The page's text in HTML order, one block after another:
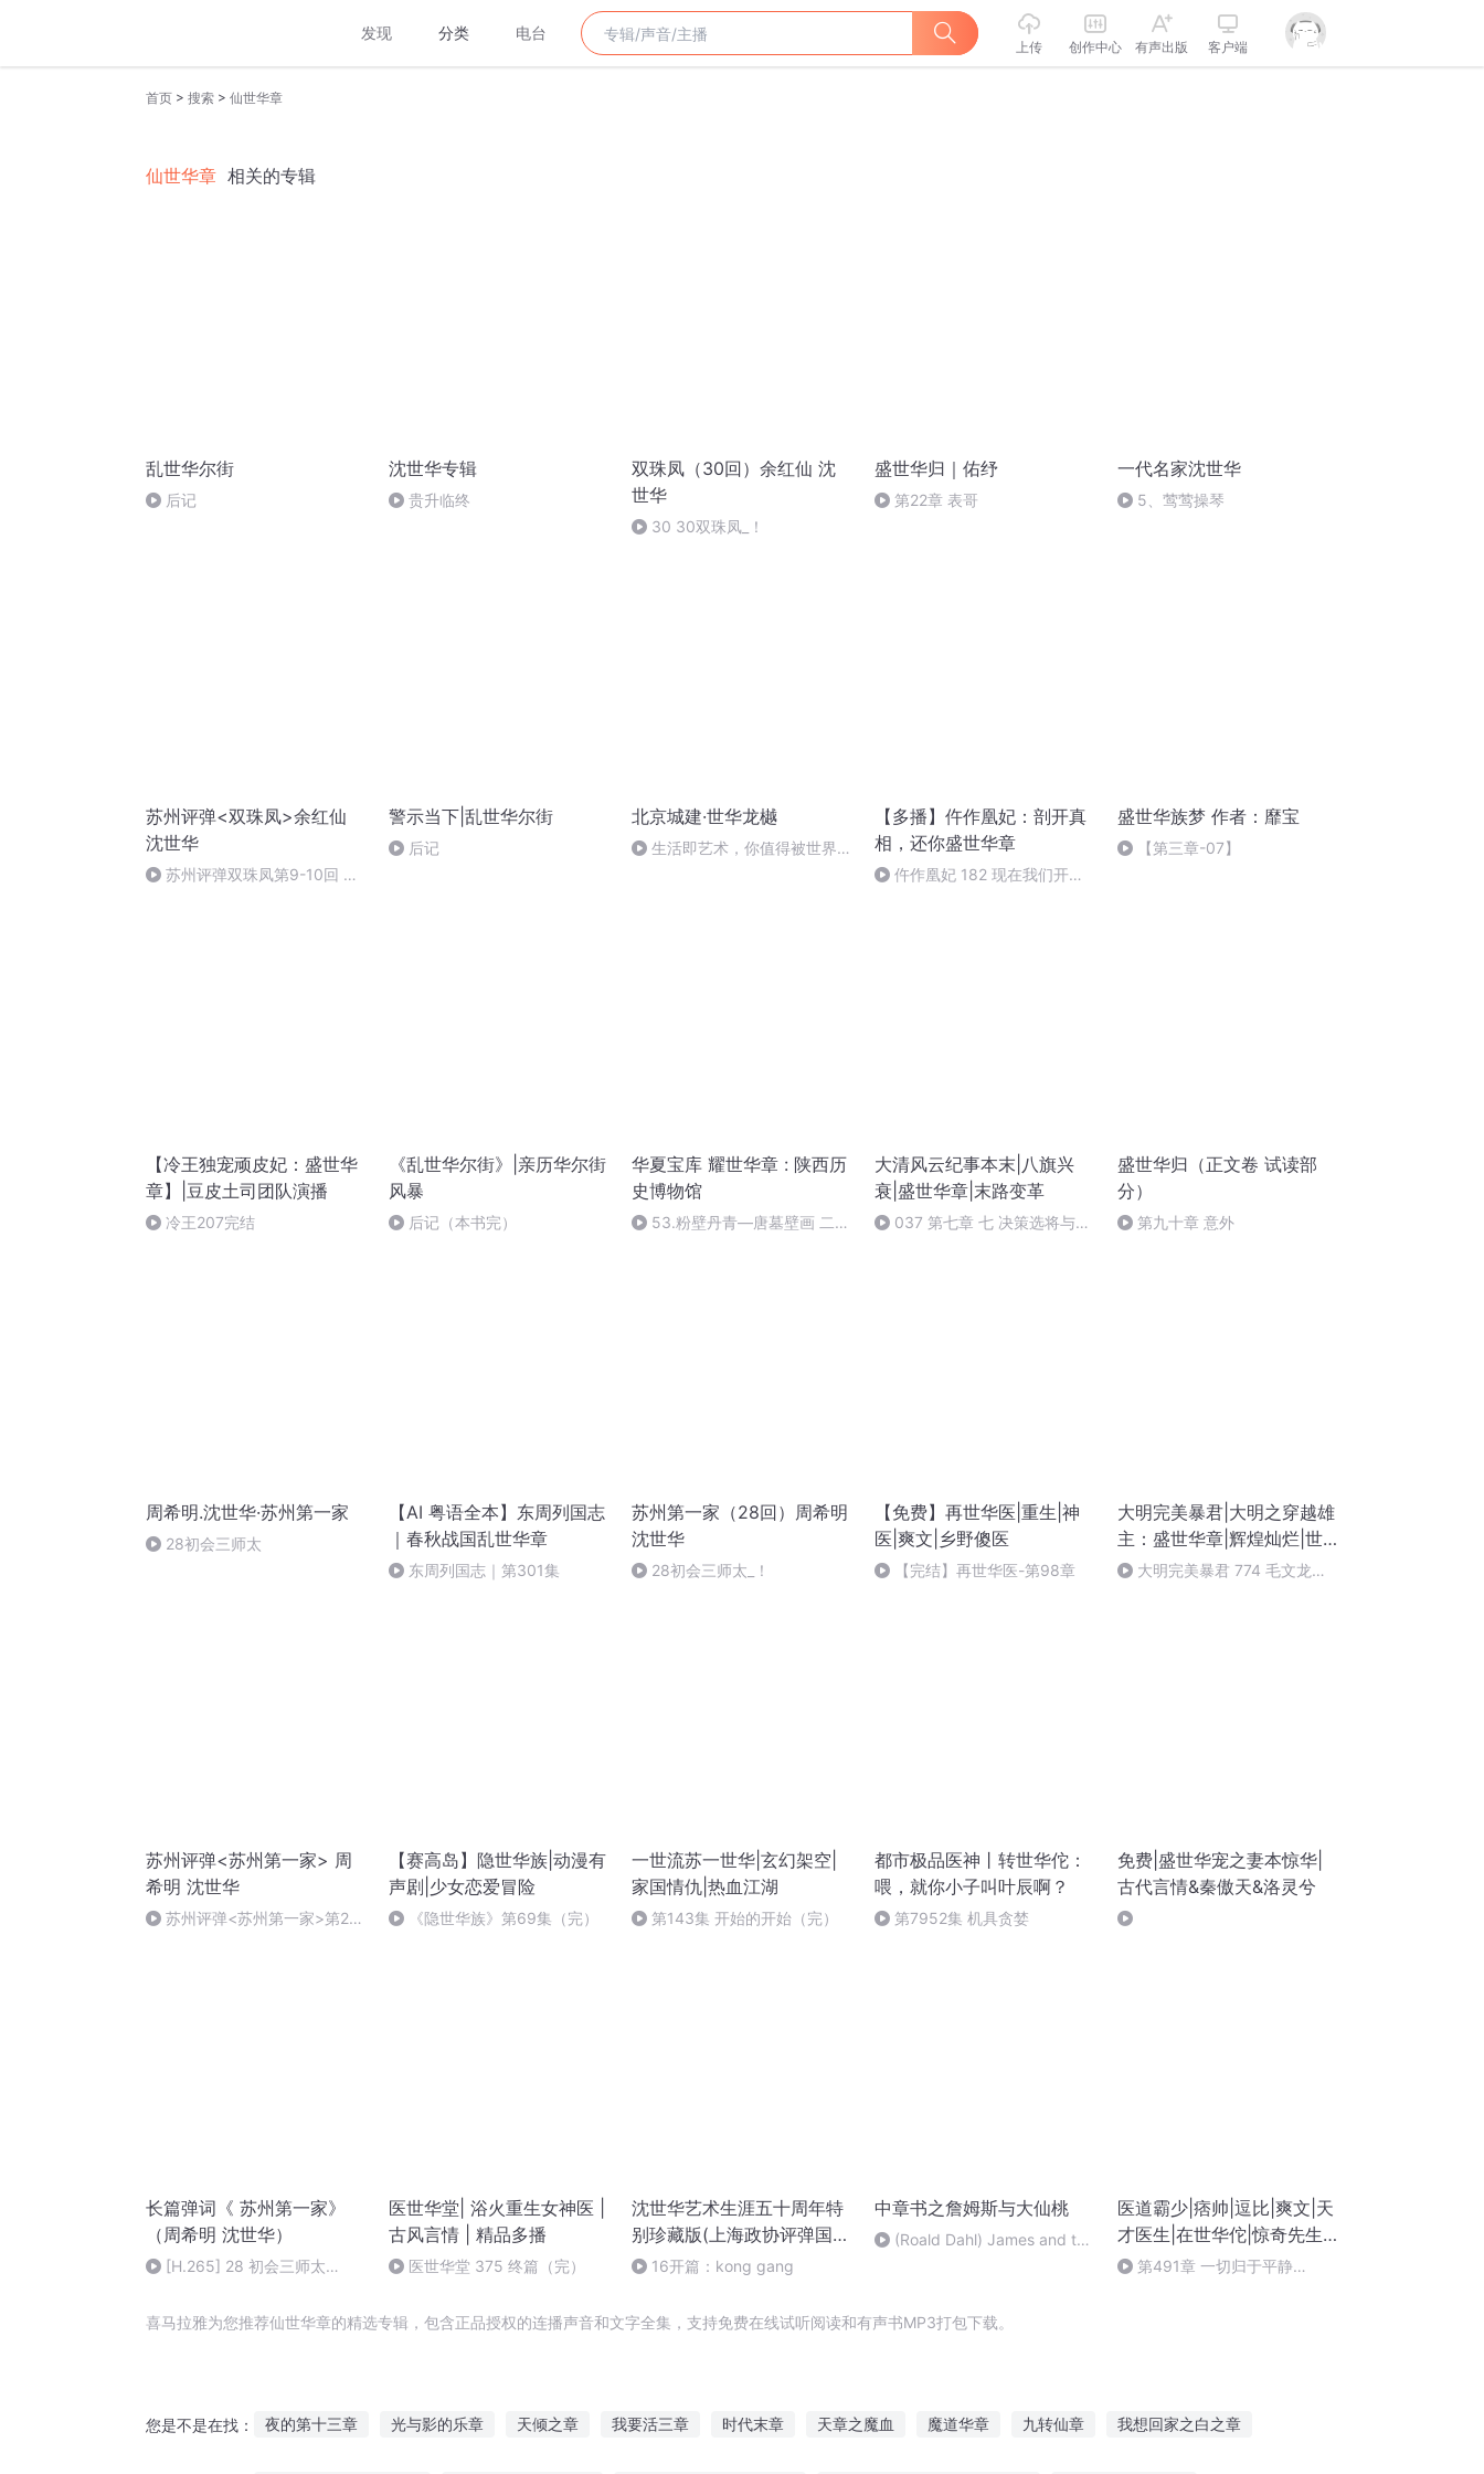
发现 分类 电台
上传 创作中心 有声出版 客户端
首页 > 搜索 > 仙世华章
仙世华章 相关的专辑
乱世华尔街
后记
沈世华专辑
贵升临终
双珠凤（30回）余红仙 沈
世华
30 30双珠凤_！
盛世华归｜佑纾
第22章 表哥
一代名家沈世华
5、莺莺操琴
苏州评弹<双珠凤>余红仙
沈世华
苏州评弹双珠凤第9-10回 余
警示当下|乱世华尔街
后记
北京城建·世华龙樾
生活即艺术，你值得被世界温
【多播】仵作凰妃：剖开真
相，还你盛世华章
仵作凰妃 182 现在我们开始
盛世华族梦 作者：靡宝
【第三章-07】
【冷王独宠顽皮妃：盛世华
章】|豆皮土司团队演播
冷王207完结
《乱世华尔街》|亲历华尔街
风暴
后记（本书完）
华夏宝库 耀世华章 : 陕西历
史博物馆
53.粉壁丹青—唐墓壁画 二、
大清风云纪事本末|八旗兴
衰|盛世华章|末路变革
037 第七章 七 决策选将与统
盛世华归（正文卷 试读部
分）
第九十章 意外
周希明.沈世华·苏州第一家
28初会三师太
【AI 粤语全本】东周列国志
｜春秋战国乱世华章
东周列国志｜第301集
苏州第一家（28回）周希明
沈世华
28初会三师太_！
【免费】再世华医|重生|神
医|爽文|乡野傻医
【完结】再世华医-第98章
大明完美暴君|大明之穿越雄
主：盛世华章|辉煌灿烂|世
界之巅 【多播】
大明完美暴君 774 毛文龙的
苏州评弹<苏州第一家> 周
希明 沈世华
苏州评弹<苏州第一家>第28
【赛高岛】隐世华族|动漫有
声剧|少女恋爱冒险
《隐世华族》第69集（完）
一世流苏一世华|玄幻架空|
家国情仇|热血江湖
第143集 开始的开始（完）
都市极品医神丨转世华佗：
喂，就你小子叫叶辰啊？
第7952集 机具贪婪
免费|盛世华宠之妻本惊华|
古代言情&秦傲天&洛灵兮
长篇弹词《 苏州第一家》
（周希明 沈世华）
[H.265] 28 初会三师太
医世华堂| 浴火重生女神医 |
古风言情 | 精品多播
医世华堂 375 终篇（完）
沈世华艺术生涯五十周年特
别珍藏版(上海政协评弹国际
票房)16开篇：kong gang
中章书之詹姆斯与大仙桃
(Roald Dahl) James and the
医道霸少|痞帅|逗比|爽文|天
才医生|在世华佗|惊奇先生|
切西瓜的刀|搞笑|屌丝
第491章 一切归于平静
喜马拉雅为您推荐仙世华章的精选专辑，包含正品授权的连播声音和文字全集，支持免费在线试听阅读和有声书MP3打包下载。
您是不是在找： 夜的第十三章 光与影的乐章 天倾之章 我要活三章 时代末章 天章之魔血 魔道华章 九转仙章 我想回家之白之章